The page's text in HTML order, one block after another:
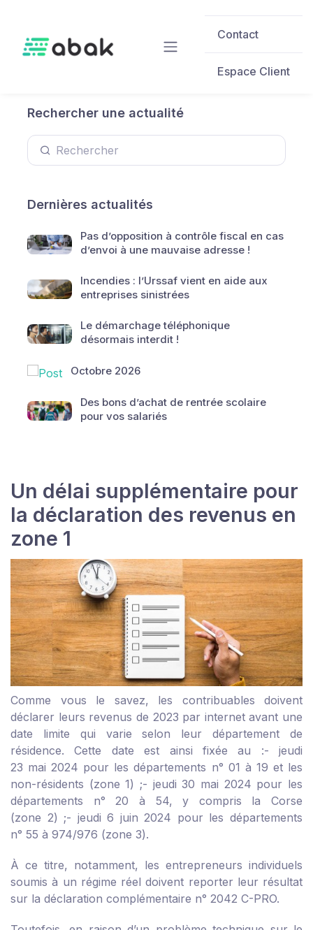
Contact
Espace Client
Rechercher une actualité
Dernières actualités
Pas d’opposition à contrôle fiscal en cas
d’envoi à une mauvaise adresse !
Incendies : l’Urssaf vient en aide aux
entreprises sinistrées
Le démarchage téléphonique
désormais interdit !
Octobre 2026
Des bons d’achat de rentrée scolaire
pour vos salariés
Un délai supplémentaire pour
la déclaration des revenus en
zone 1
Comme vous le savez, les contribuables doivent
déclarer leurs revenus de 2023 par internet avant une
date limite qui varie selon leur département de
résidence. Cette date est ainsi fixée au :- jeudi
23 mai 2024 pour les départements n° 01 à 19 et les
non-résidents (zone 1) ;- jeudi 30 mai 2024 pour les
départements n° 20 à 54, y compris la Corse
(zone 2) ;- jeudi 6 juin 2024 pour les départements
n° 55 à 974/976 (zone 3).
À ce titre, notamment, les entrepreneurs individuels
soumis à un régime réel doivent reporter leur résultat
sur la déclaration complémentaire n° 2042 C-PRO.